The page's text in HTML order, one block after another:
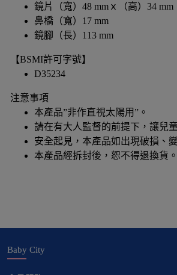
鏡片（寬）48 mmｘ（高）34 mm
鼻橋（寬）17 mm
鏡腳（長）113 mm
【BSMI許可字號】
D35234
注意事項
本產品”非作直視太陽用”。
請在有大人監督的前提下，讓兒
安全起見，本產品如出現破損、
本產品經拆封後，恕不得退換貨。
Baby City